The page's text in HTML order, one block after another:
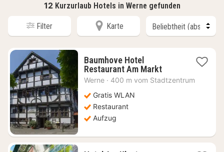
12 Kurzurlaub Hotels in Werne gefunden
Filter Karte
Baumhove Hotel
Restaurant Am Markt1
Nacht
Werne · 400 m vom Stadtzentrum
Gratis WLAN
Restaurant
Aufzug